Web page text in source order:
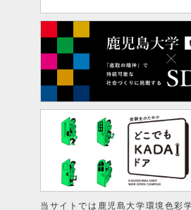
当サイトでは鹿児島大学環境色彩